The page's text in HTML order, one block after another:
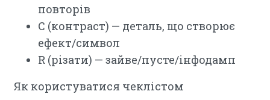
повторів
C (контраст) — деталь, що створює
ефект/символ
R (різати) — зайве/пусте/інфодамп
Як користуватися чеклістом